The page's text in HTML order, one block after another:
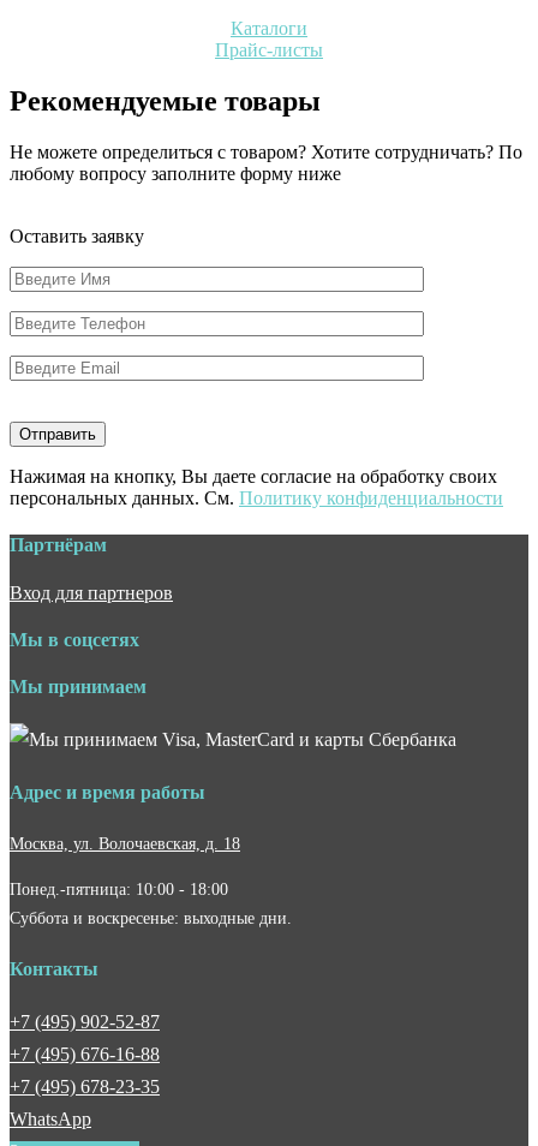
Каталоги
Прайс-листы
Рекомендуемые товары
Не можете определиться с товаром? Хотите сотрудничать? По
любому вопросу заполните форму ниже
Оставить заявку
Нажимая на кнопку, Вы даете согласие на обработку своих
персональных данных. См. Политику конфиденциальности
Партнёрам
Вход для партнеров
Мы в соцсетях
Мы принимаем
Адрес и время работы
Москва, ул. Волочаевская, д. 18
Понед.-пятница: 10:00 - 18:00
Суббота и воскресенье: выходные дни.
Контакты
+7 (495) 902-52-87
+7 (495) 676-16-88
+7 (495) 678-23-35
WhatsApp